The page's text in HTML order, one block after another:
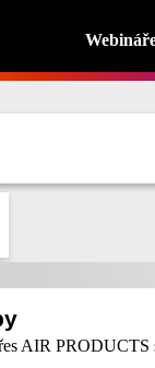
AIR PRODUCTS